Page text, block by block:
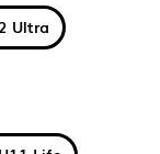
Ultra